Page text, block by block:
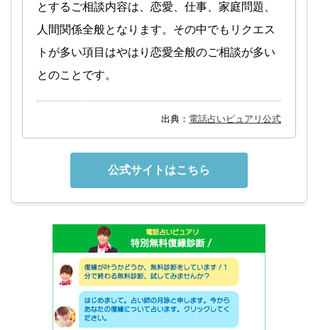
とするご相談内容は、恋愛、仕事、家庭問題、
人間関係全般となります。その中でもリクエス
トが多い項目はやはり恋愛全般のご相談が多い
とのことです。
出典： 電話占いピュアリ公式
公式サイトはこちら